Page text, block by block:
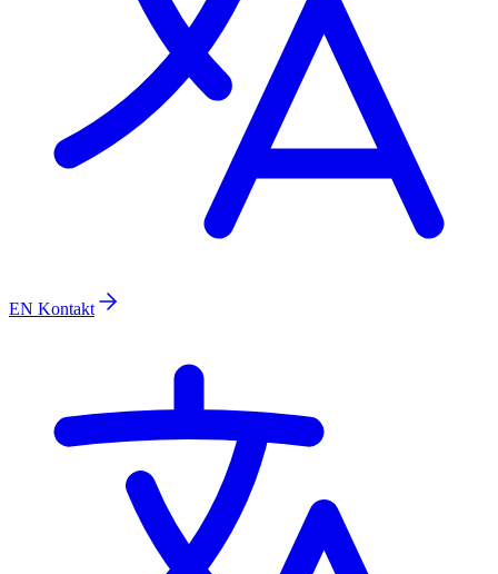
EN Kontakt